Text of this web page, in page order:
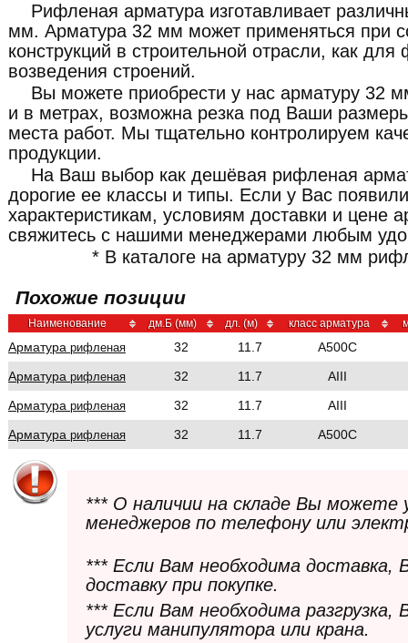
Рифленая арматура изготавливает
мм. Арматура 32 мм может применяться при
конструкций в строительной отрасли, как
возведения строений.
Вы можете приобрести у нас арматуру 32
и в метрах, возможна резка под Ваши
места работ. Мы тщательно контролируем
продукции.
На Ваш выбор как дешёвая рифленая
дорогие ее классы и типы. Если у Вас
характеристикам, условиям доставки и
свяжитесь с нашими менеджерами любым
* В каталоге на арматуру 32 мм
Похожие позиции
Наименование дм.Б (мм) дл. (м) класс арматура
Арматура рифленая 32 11.7
A500C
Арматура рифленая 32 11.7
AIII
Арматура рифленая 32 11.7
AIII
Арматура рифленая 32 11.7 A500C
*** О наличии на складе Вы можете
менеджеров по телефону или
*** Если Вам необходима
доставку при покупке.
*** Если Вам необходима
услуги манипулятора или крана.